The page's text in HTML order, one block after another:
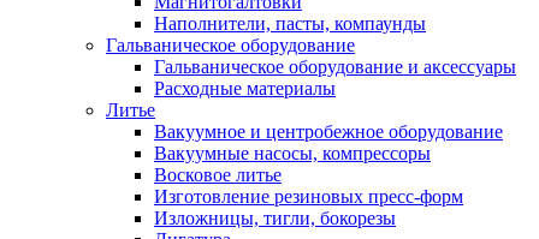
Наполнители, пасты, компаунды
Гальваническое оборудование
Гальваническое оборудование и аксессуары
Расходные материалы
Литье
Вакуумное и центробежное оборудование
Вакуумные насосы, компрессоры
Восковое литье
Изготовление резиновых пресс-форм
Изложницы, тигли, бокорезы